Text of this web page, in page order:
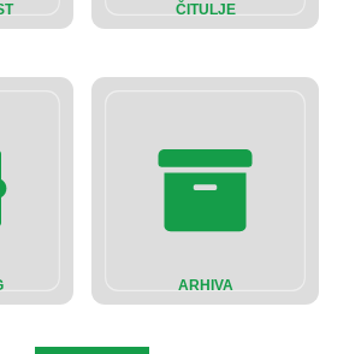
ČITULJE
ARHIVA